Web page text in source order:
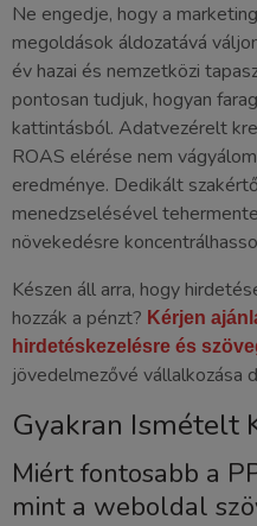
Ne engedje, hogy a
megoldások áldozatává
év hazai és nemzetközi
pontosan tudjuk, hogyan
kattintásból. Adatvezérelt
ROAS elérése nem
eredménye. Dedikált
menedzselésével
növekedésre
Készen áll arra, hogy
hozzák a pénzt? Kérjen
hirdetéskezelésre és
jövedelmezővé vállalkozása
Gyakran Ismételt
Miért fontosabb a
mint a weboldal